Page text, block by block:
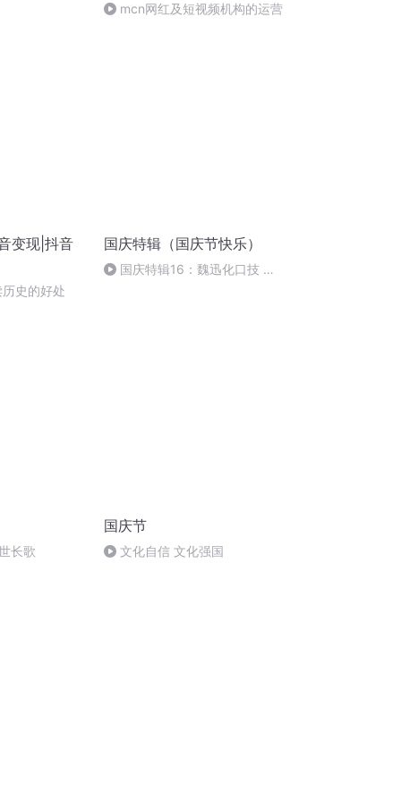
mcn网红及短视频机构的运营
变现|抖音
史的好处
国庆特辑（国庆节快乐）
国庆特辑16：魏迅化口技 二
长歌
国庆节
文化自信 文化强国